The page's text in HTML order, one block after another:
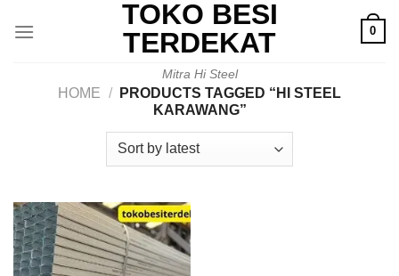
TOKO BESI
TERDEKAT
Mitra Hi Steel
0
HOME /
PRODUCTS TAGGED “HI STEEL
KARAWANG”